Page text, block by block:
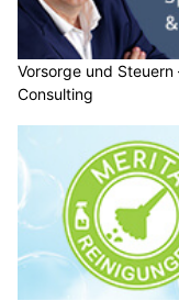
Vorsorge und
Consulting